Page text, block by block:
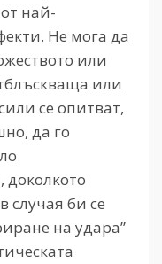
най-
Не мога да
или
или
се опитват,
да го
случая би се
на удара”